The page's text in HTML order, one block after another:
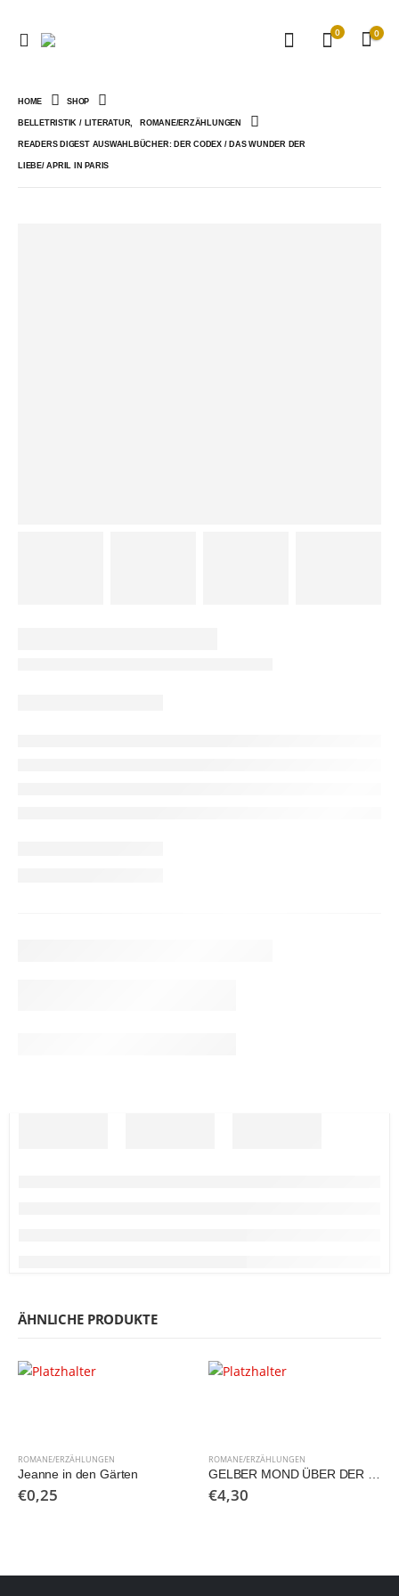
0 0
HOME SHOP
BELLETRISTIK / LITERATUR, ROMANE/ERZÄHLUNGEN
READERS DIGEST AUSWAHLBÜCHER: DER CODEX / DAS WUNDER DER
LIEBE/ APRIL IN PARIS
ÄHNLICHE PRODUKTE
ROMANE/ERZÄHLUNGEN
Jeanne in den Gärten
€0,25
ROMANE/ERZÄHLUNGEN
GELBER MOND ÜBER DER STEPPE
€4,30